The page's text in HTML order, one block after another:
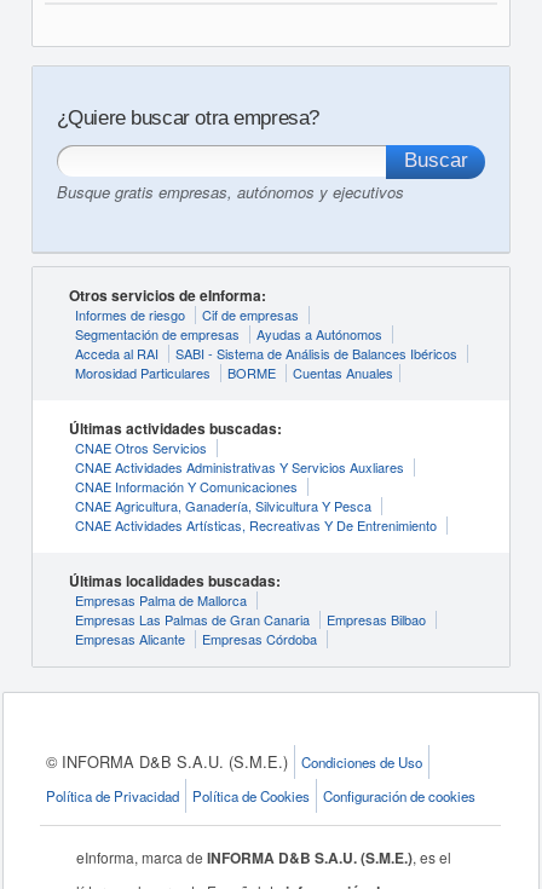
¿Quiere buscar otra empresa?
Busque gratis empresas, autónomos y ejecutivos
Otros servicios de eInforma:
Informes de riesgo
Cif de empresas
Segmentación de empresas
Ayudas a Autónomos
Acceda al RAI
SABI - Sistema de Análisis de Balances Ibéricos
Morosidad Particulares
BORME Cuentas Anuales
Últimas actividades buscadas:
CNAE Otros Servicios
CNAE Actividades Administrativas Y Servicios Auxliares
CNAE Información Y Comunicaciones
CNAE Agricultura, Ganadería, Silvicultura Y Pesca
CNAE Actividades Artísticas, Recreativas Y De Entrenimiento
Últimas localidades buscadas:
Empresas Palma de Mallorca
Empresas Las Palmas de Gran Canaria
Empresas Bilbao
Empresas Alicante
Empresas Córdoba
© INFORMA D&B S.A.U. (S.M.E.)
Condiciones de Uso
Política de Privacidad
Política de Cookies Configuración de cookies
eInforma, marca deINFORMA D&B S.A.U. (S.M.E.), es el